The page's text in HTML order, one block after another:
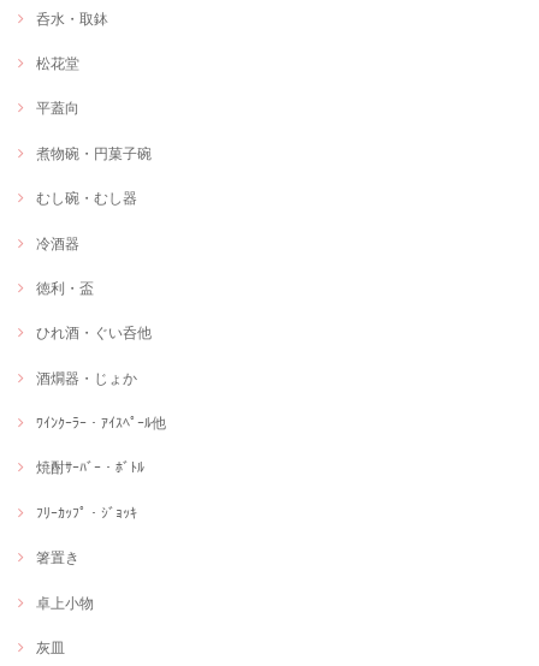
呑水・取鉢
松花堂
平蓋向
煮物碗・円菓子碗
むし碗・むし器
冷酒器
徳利・盃
ひれ酒・ぐい呑他
酒燗器・じょか
ﾜｲﾝｸｰﾗｰ・ｱｲｽﾍﾟｰﾙ他
焼酎ｻｰﾊﾞｰ・ﾎﾞﾄﾙ
ﾌﾘｰｶｯﾌﾟ・ｼﾞｮｯｷ
箸置き
卓上小物
灰皿